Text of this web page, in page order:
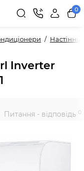
0
Настінні
Inverter
Питання - відповідь 0